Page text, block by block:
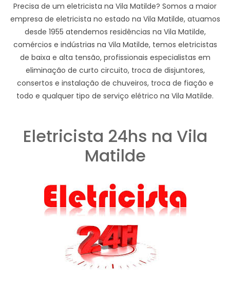
Precisa de um eletricista na Vila Matilde? Somos a maior
empresa de eletricista no estado na Vila Matilde, atuamos
desde 1955 atendemos residências na Vila Matilde,
comércios e indústrias na Vila Matilde, temos eletricistas
de baixa e alta tensão, profissionais especialistas em
eliminação de curto circuito, troca de disjuntores,
consertos e instalação de chuveiros, troca de fiação e
todo e qualquer tipo de serviço elétrico na Vila Matilde.
Eletricista 24hs na Vila
Matilde